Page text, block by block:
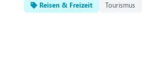
Reisen & Freizeit Tourismus